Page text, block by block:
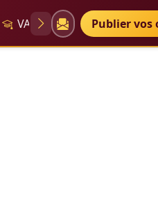
VAE Diplômes
Publier vos